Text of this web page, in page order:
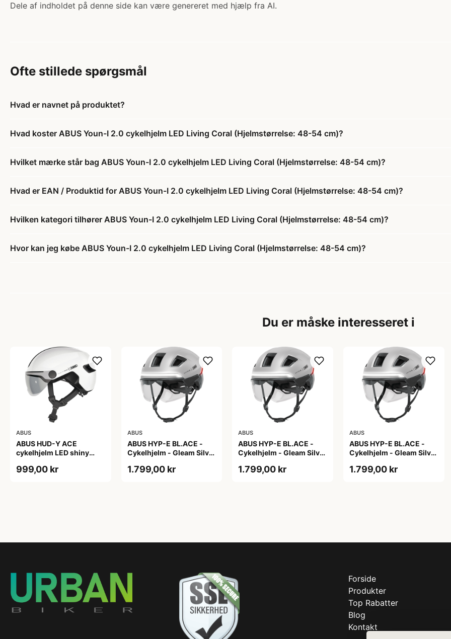
Dele af indholdet på denne side kan være genereret med hjælp fra AI.
Ofte stillede spørgsmål
Hvad er navnet på produktet?
Hvad koster ABUS Youn-I 2.0 cykelhjelm LED Living Coral (Hjelmstørrelse: 48-54 cm)?
Hvilket mærke står bag ABUS Youn-I 2.0 cykelhjelm LED Living Coral (Hjelmstørrelse: 48-54 cm)?
Hvad er EAN / Produktid for ABUS Youn-I 2.0 cykelhjelm LED Living Coral (Hjelmstørrelse: 48-54 cm)?
Hvilken kategori tilhører ABUS Youn-I 2.0 cykelhjelm LED Living Coral (Hjelmstørrelse: 48-54 cm)?
Hvor kan jeg købe ABUS Youn-I 2.0 cykelhjelm LED Living Coral (Hjelmstørrelse: 48-54 cm)?
Du er måske interesseret i
ABUS
ABUS HUD-Y ACE
cykelhjelm LED shiny
999,00 kr
ABUS
ABUS HYP-E BL.ACE -
Cykelhjelm - Gleam Silver
1.799,00 kr
ABUS
ABUS HYP-E BL.ACE -
Cykelhjelm - Gleam Silver
1.799,00 kr
ABUS
ABUS HYP-E BL.ACE -
Cykelhjelm - Gleam Silver
1.799,00 kr
Forside
Produkter
Top Rabatter
Blog
Kontakt